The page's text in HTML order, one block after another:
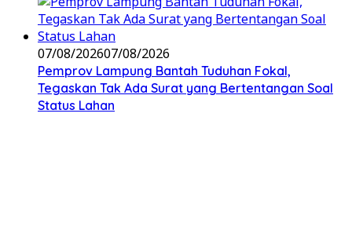
07/08/202607/08/2026
Pemprov Lampung Bantah Tuduhan Fokal,
Tegaskan Tak Ada Surat yang Bertentangan Soal
Status Lahan